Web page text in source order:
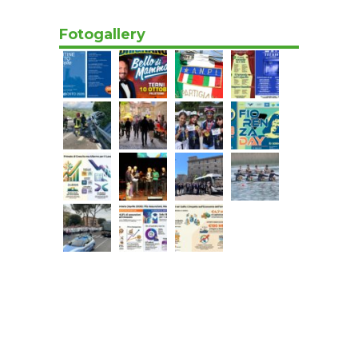
Fotogallery